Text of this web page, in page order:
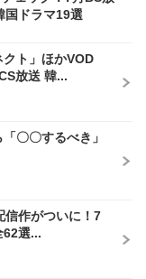
国ドラマ19選
クト」ほかVOD
放送 韓...
〇〇するべき」
信作がついに！7
62選...